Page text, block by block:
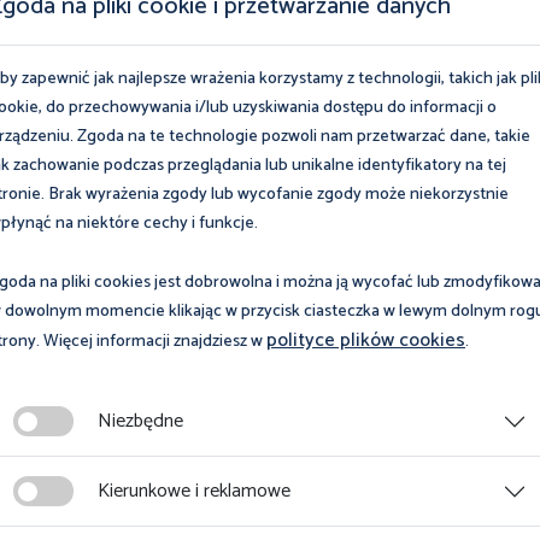
Okręgowego Inspektoratu Pracy w Gdańsku
naturalnego to „relikt”, czy wciąż realna ochrona zdrowia
audytów społecznych w firmach realizujących politykę
styku teorii i codziennej praktyki inżynierskiej. Różnorodne
wypracować wspólne zrozumienie dla skomplikowanych
drzwi do kolejnego, niezwykle ważnego wyzwania
będzie dostępność architektoniczna dla osób z
jak współczesna inżynieria i architektura mogą skutecznie
środowisko pracy realnie dostępne dla każdego.
zapewnić jak najlepsze wrażenia korzystamy z technologii, takich jak
do przechowywania i/lub uzyskiwania dostępu do informacji o
Zgoda na te technologie pozwoli nam przetwarzać dane, takie
zachowanie podczas przeglądania lub unikalne identyfikatory na tej
Brak wyrażenia zgody lub wycofanie zgody może niekorzystnie
na niektóre cechy i funkcje.
na pliki cookies jest dobrowolna i można ją wycofać lub
dowolnym momencie klikając w przycisk ciasteczka w lewym dolnym
Więcej informacji znajdziesz wpolityce plików cookies.
Niezbędne
Kierunkowe i reklamowe